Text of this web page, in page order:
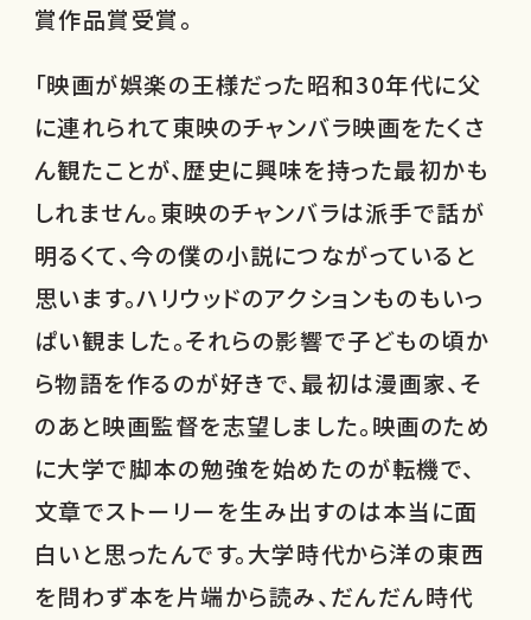
賞作品賞受賞。
「映画が娯楽の王様だった昭和30年代に父
に連れられて東映のチャンバラ映画をたくさ
ん観たことが、歴史に興味を持った最初かも
しれません。東映のチャンバラは派手で話が
明るくて、今の僕の小説につながっていると
思います。ハリウッドのアクションものもいっ
ぱい観ました。それらの影響で子どもの頃か
ら物語を作るのが好きで、最初は漫画家、そ
のあと映画監督を志望しました。映画のため
に大学で脚本の勉強を始めたのが転機で、
文章でストーリーを生み出すのは本当に面
白いと思ったんです。大学時代から洋の東西
を問わず本を片端から読み、だんだん時代